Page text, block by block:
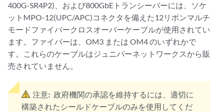
400G-SR4P2)、および800GbEトランシーバーには、ソケ
ットMPO-12(UPC/APC)コネクタを備えた12リボンマルチ
モードファイバークロスオーバーケーブルが使用されてい
ます。ファイバーは、OM3 または OM4 のいずれかで
す。これらのケーブルはジュニパーネットワークスから販
売されていません。
注意: 政府機関の承認を維持するには、適切に
構築されたシールドケーブルのみを使用してくだ